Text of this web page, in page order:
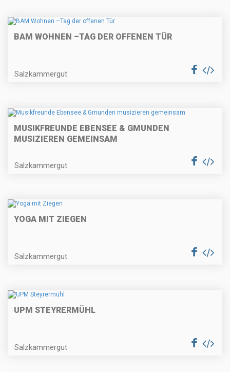
BAM WOHNEN –TAG DER OFFENEN TÜR
Salzkammergut
MUSIKFREUNDE EBENSEE & GMUNDEN
MUSIZIEREN GEMEINSAM
Salzkammergut
YOGA MIT ZIEGEN
Salzkammergut
UPM STEYRERMÜHL
Salzkammergut